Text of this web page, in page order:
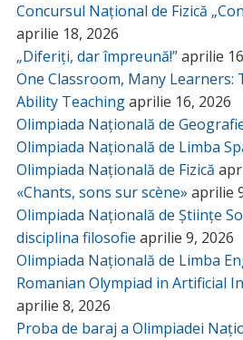
Concursul Național de Fizică
aprilie 18, 2026
„Diferiți, dar împreună!”aprilie
One Classroom, Many Learners:
Ability Teachingaprilie 16, 2026
Olimpiada Națională de
Olimpiada Națională de Limba
Olimpiada Națională de Fizică
«Chants, sons sur scène» aprilie
Olimpiada Națională de Științe
disciplina filosofie aprilie 9, 2026
Olimpiada Națională de Limba
Romanian Olympiad in Artificial
aprilie 8, 2026
Proba de baraj a Olimpiadei